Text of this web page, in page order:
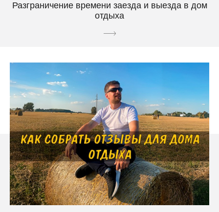
Разграничение времени заезда и выезда в дом
отдыха